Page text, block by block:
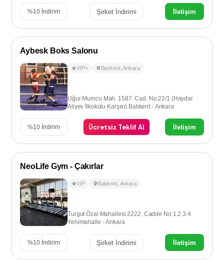
%10 İndirim Şirket İndirimi İletişim
Aybesk Boks Salonu
VIP+ Batıkent,Ankara
Uğur Mumcu Mah. 1587. Cad. No:22/1 (Haydar
Aliyev İlkokulu Karşısı) Batıkent - Ankara
%10 İndirim Ücretsiz Teklif Al İletişim
NeoLife Gym - Çakırlar
VIP Batıkent, Ankara
Turgut Özal Mahallesi 2222. Cadde No:1.2.3.4
Yenimahalle - Ankara
%10 İndirim Şirket İndirimi İletişim